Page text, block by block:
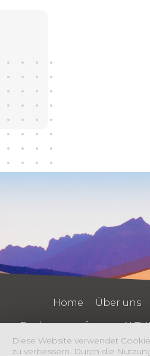
Home Über uns
Buchungsanfrage
AGBs Grillhütte
Diese Website verwendet
zu verbessern. Durch die